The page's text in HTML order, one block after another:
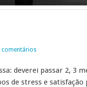
comentários
deverei passar 2, 3
de stress e satisfação